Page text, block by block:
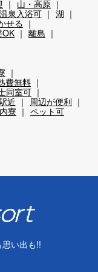
山・高原
温泉入浴可
湖
せる
OK
離島
費無料
同室可
近
周辺が便利
寮 ペット可
い出も!!